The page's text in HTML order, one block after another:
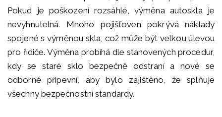
Pokud je poškození rozsáhlé, výměna autoskla je
nevyhnutelná. Mnoho pojišťoven pokrývá náklady
spojené s výměnou skla, což může být velkou úlevou
pro řidiče. Výměna probíhá dle stanovených procedur,
kdy se staré sklo bezpečně odstraní a nové se
odborně připevní, aby bylo zajištěno, že splňuje
všechny bezpečnostní standardy.